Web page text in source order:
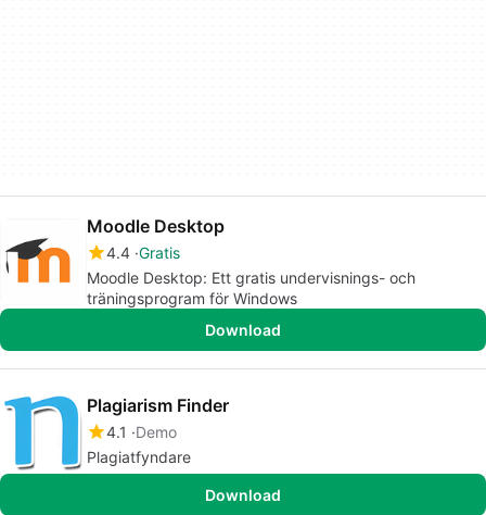
Moodle Desktop
4.4 Gratis
Moodle Desktop: Ett gratis undervisnings- och
träningsprogram för Windows
Download
Plagiarism Finder
4.1
Demo
Plagiatfyndare
Download